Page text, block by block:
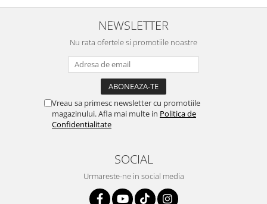
Rame adaptoare Renault
Rame adaptoare Honda
Rame Adaptoare Porsche
Rame adaptoare Peugeot
Rame adaptoare Mazda
indrumat pas cu pas si mi-a
atras atentia ca nu era
conectat cablul de video de la
rânduri. Foarte serviabili,
livrare rapidă, suport tehnic,
totul impecabil, o să revin la ei
și pentru vi...
NEWSLETTER
Nu rata ofertele si promotiile noastre
Vreau sa primesc newsletter cu promotiile
magazinului. Afla mai multe in Politica de
Confidentialitate
SOCIAL
Urmareste-ne in social media